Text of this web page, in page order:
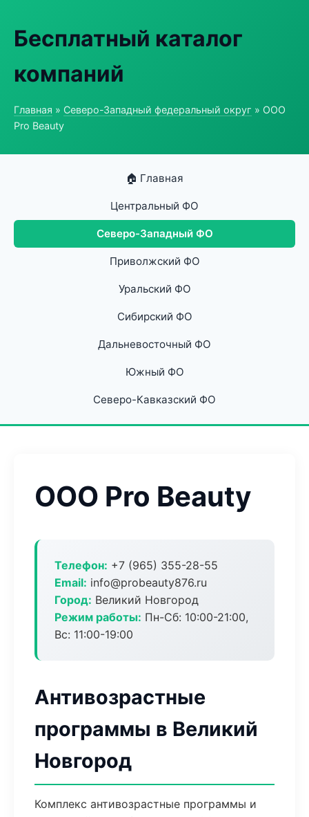
Бесплатный каталог
компаний
Главная » Северо-Западный федеральный округ » ООО
Pro Beauty
🏠 Главная
Центральный ФО
Северо-Западный ФО
Приволжский ФО
Уральский ФО
Сибирский ФО
Дальневосточный ФО
Южный ФО
Северо-Кавказский ФО
ООО Pro Beauty
Телефон: +7 (965) 355-28-55
Email: info@probeauty876.ru
Город: Великий Новгород
Режим работы: Пн-Сб: 10:00-21:00,
Вс: 11:00-19:00
Антивозрастные
программы в Великий
Новгород
Комплекс антивозрастные программы и